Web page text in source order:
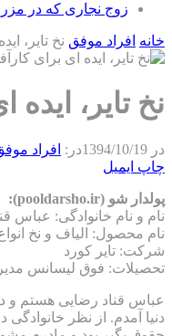
زوج نجاری که در
خانه افراد موفق نخ تایر،
نخ تایر، ایده
در 1394/10/19در: افراد
چاپ ایمیل
پولدار شو (pooldarsho.ir):
نام و نام خانوادگی: عباس
نام محصول: الیاف و نخ انواع
شرکت: تایر کورد
تحصیلات: فوق لیسانس
دنیا آمدم. از نظر